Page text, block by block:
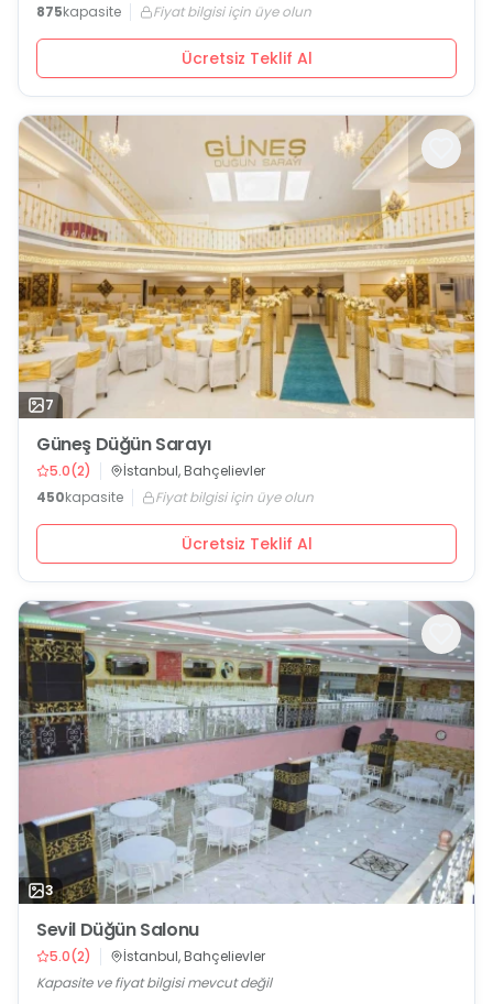
875kapasite Fiyat bilgisi için üye olun
Ücretsiz Teklif Al
7
Güneş Düğün Sarayı
5.0(2)
İstanbul, Bahçelievler
450kapasite Fiyat bilgisi için üye olun
Ücretsiz Teklif Al
3
Sevil Düğün Salonu
5.0(2)
İstanbul, Bahçelievler
Kapasite ve fiyat bilgisi mevcut değil